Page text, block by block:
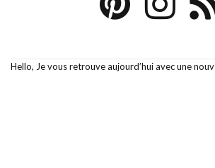
Hello, Je vous retrouve aujourd’hui avec une nouv